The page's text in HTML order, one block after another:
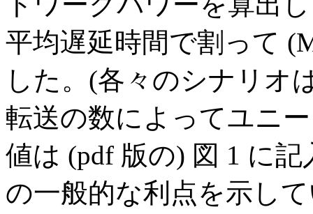
平均遅延時間で割って
した。(各々のシナリオ
転送の数によってユニ
値は (pdf 版の) 図 1 に
の一般的な利点を示し